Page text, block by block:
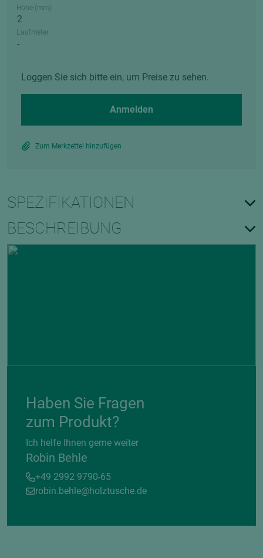
Höhe (mm)
Laufmeter
Loggen Sie sich bitte ein, um Preise zu sehen.
Anmelden
Zum Merkzettel hinzufügen
SPEZIFIKATIONEN
BESCHREIBUNG
Haben Sie Fragen
zum Produkt?
Ich helfe Ihnen gerne weiter
Robin Behle
+49 2992 9790-65
robin.behle@holztusche.de